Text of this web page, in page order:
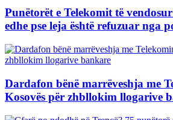
Punëtorët e Telekomit të
edhe pse leja është refuzuar nga
Dardafon bënë marrëveshja me
Kosovës për zhbllokim llogarive